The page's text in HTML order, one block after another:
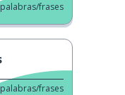
palabras/frases
palabras/frases